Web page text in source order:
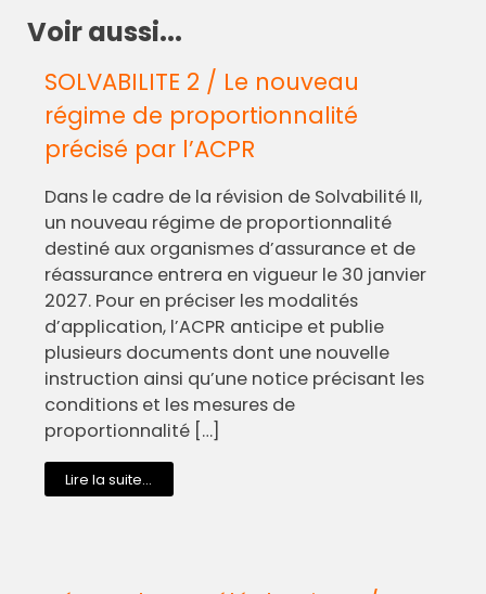
Voir aussi...
SOLVABILITE 2 / Le nouveau
régime de proportionnalité
précisé par l’ACPR
Dans le cadre de la révision de Solvabilité II,
un nouveau régime de proportionnalité
destiné aux organismes d’assurance et de
réassurance entrera en vigueur le 30 janvier
2027. Pour en préciser les modalités
d’application, l’ACPR anticipe et publie
plusieurs documents dont une nouvelle
instruction ainsi qu’une notice précisant les
conditions et les mesures de
proportionnalité […]
Lire la suite...